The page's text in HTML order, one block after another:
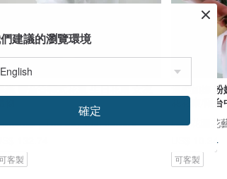
鬱金香韓式花束 生日花束 女友
思花藝｜The day with flowers
客製
溫柔如妳 粉
花花束/限
時葳花園花
US$ 10.34
可客製
建議的瀏覽環境
確定